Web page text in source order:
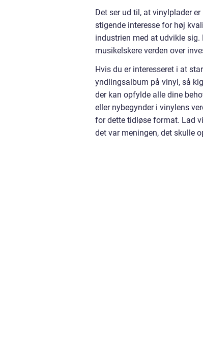
Det ser ud til, at vinylplader
stigende interesse for høj
industrien med at udvikle
musikelskere verden over
Hvis du er interesseret i at
yndlingsalbum på vinyl, så
der kan opfylde alle dine
eller nybegynder i vinylens
for dette tidløse format. Lad
det var meningen, det skulle